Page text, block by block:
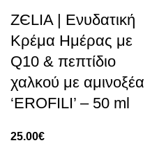
ZЄLIA | Ενυδατική
Κρέμα Ημέρας με
Q10 & πεπτίδιο
χαλκού με αμινοξέα
‘EROFILI’ – 50 ml
25.00€